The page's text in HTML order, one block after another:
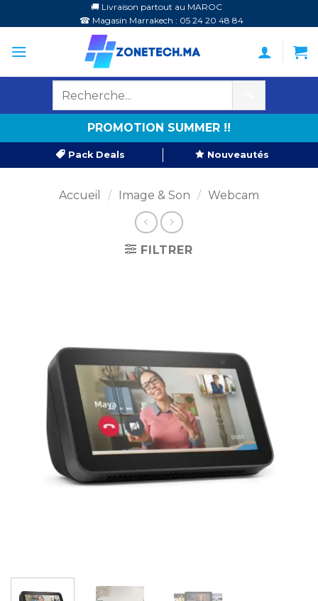
au
contenu
🚚 Livraison partout au MAROC
☎ Magasin Marrakech : 05 24 20 48 84
PROMOTION SUMMER !!
Pack Deals Nouveautés
Accueil / Image & Son / Webcam
FILTRER